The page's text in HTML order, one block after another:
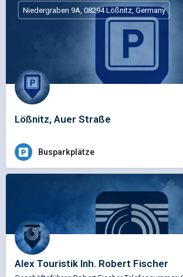
Lößnitz, Auer Straße
Niedergraben 9A, 08294 Lößnitz, Germany
Busparkplätze
Alex Touristik Inh. Robert Fischer